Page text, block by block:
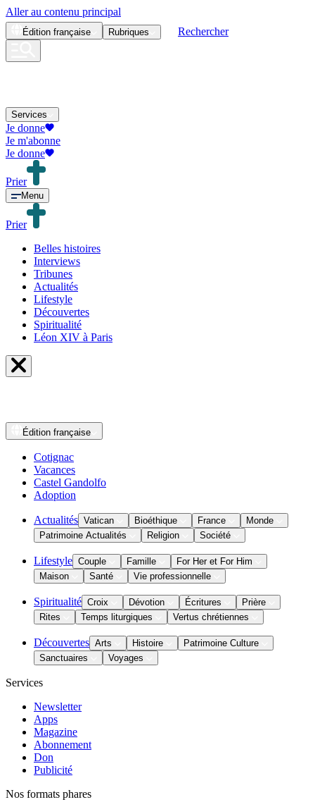
Aller au contenu principal
Édition française Rubriques Rechercher
Services
Je donne
Je m'abonne
Je donne
Prier
Menu
Prier
Belles histoires
Interviews
Tribunes
Actualités
Lifestyle
Découvertes
Spiritualité
Léon XIV à Paris
Édition française
Cotignac
Vacances
Castel Gandolfo
Adoption
Actualités Vatican Bioéthique France
Monde
Patrimoine Actualités
Religion Société
Lifestyle Couple Famille
For Her et For Him
Maison
Santé Vie professionnelle
Spiritualité Croix Dévotion Écritures
Prière
Rites
Temps liturgiques Vertus chrétiennes
Découvertes Arts Histoire
Patrimoine Culture
Sanctuaires
Voyages
Services
Newsletter
Apps
Magazine
Abonnement
Don
Publicité
Nos formats phares